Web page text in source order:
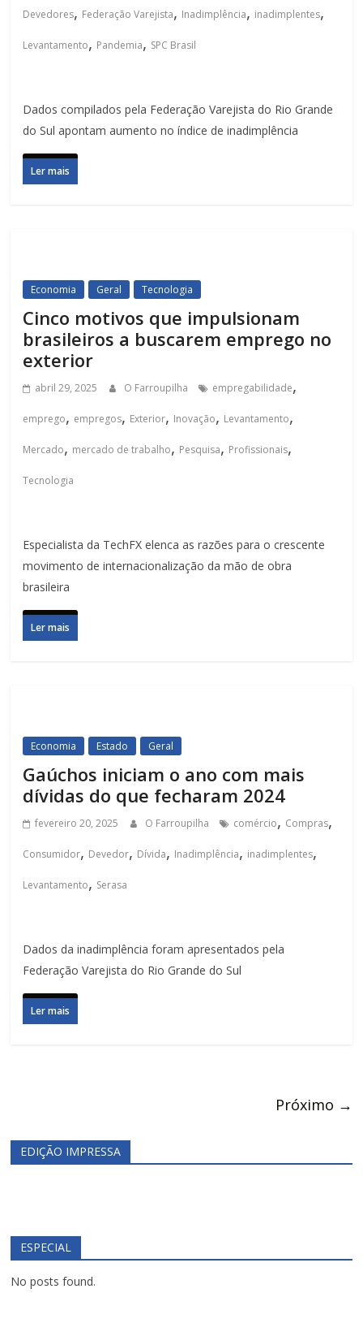
Devedores, Federação Varejista, Inadimplência, inadimplentes,
Levantamento, Pandemia, SPC Brasil
Dados compilados pela Federação Varejista do Rio Grande
do Sul apontam aumento no índice de inadimplência
Ler mais
Economia Geral Tecnologia
Cinco motivos que impulsionam
brasileiros a buscarem emprego no
exterior
abril 29, 2025 O Farroupilha empregabilidade,
emprego, empregos, Exterior, Inovação, Levantamento,
Mercado, mercado de trabalho, Pesquisa, Profissionais,
Tecnologia
Especialista da TechFX elenca as razões para o crescente
movimento de internacionalização da mão de obra
brasileira
Ler mais
Economia Estado Geral
Gaúchos iniciam o ano com mais
dívidas do que fecharam 2024
fevereiro 20, 2025 O Farroupilha comércio, Compras,
Consumidor, Devedor, Dívida, Inadimplência, inadimplentes,
Levantamento, Serasa
Dados da inadimplência foram apresentados pela
Federação Varejista do Rio Grande do Sul
Ler mais
Próximo →
EDIÇÃO IMPRESSA
ESPECIAL
No posts found.